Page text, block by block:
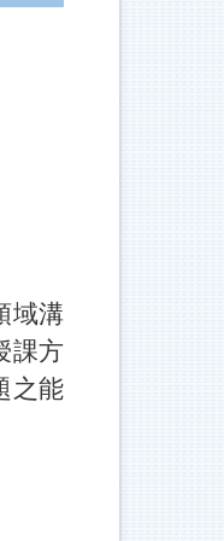
域溝
課方
之能